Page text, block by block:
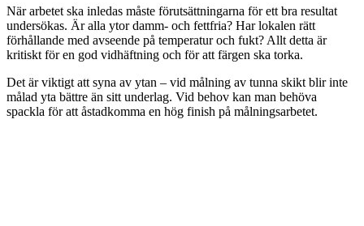
När arbetet ska inledas måste förutsättningarna för ett bra resultat
undersökas. Är alla ytor damm- och fettfria? Har lokalen rätt
förhållande med avseende på temperatur och fukt? Allt detta är
kritiskt för en god vidhäftning och för att färgen ska torka.
Det är viktigt att syna av ytan – vid målning av tunna skikt blir inte
målad yta bättre än sitt underlag. Vid behov kan man behöva
spackla för att åstadkomma en hög finish på målningsarbetet.